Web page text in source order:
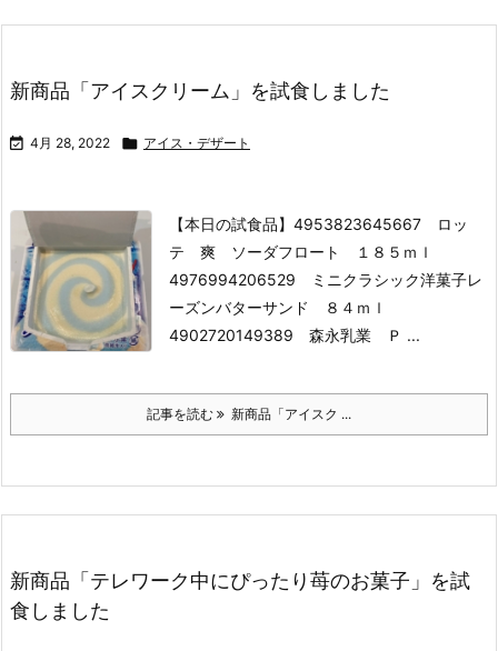
新商品「アイスクリーム」を試食しました
 4月 28, 2022  アイス・デザート
【本日の試食品】 4953823645667 ロッ
テ 爽 ソーダフロート １８５ｍｌ
4976994206529 ミニクラシック洋菓子レ
ーズンバターサンド ８４ｍｌ
4902720149389 森永乳業 Ｐ ...
記事を読む 新商品「アイスク ...
新商品「テレワーク中にぴったり苺のお菓子」を試
食しました